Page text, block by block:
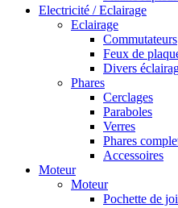
Electricité / Eclairage
Eclairage
Commutateurs
Feux de
Divers
Phares
Cerclages
Paraboles
Verres
Phares
Accessoires
Moteur
Moteur
Pochette de